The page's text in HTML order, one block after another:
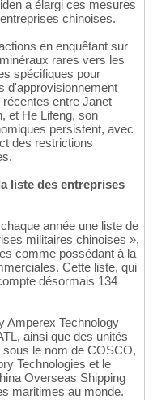
a élargi ces mesures
chinoises.
en enquêtant sur
rares vers les
spécifiques pour
d'approvisionnement
entre Janet
et He Lifeng, son
persistent, avec
des restrictions
liste des entreprises
année une liste de
militaires chinoises »,
comme possédant à la
Cette liste, qui
désormais 134
Amperex Technology
ainsi que des unités
le nom de COSCO,
Technologies et le
Overseas Shipping
maritimes au monde.